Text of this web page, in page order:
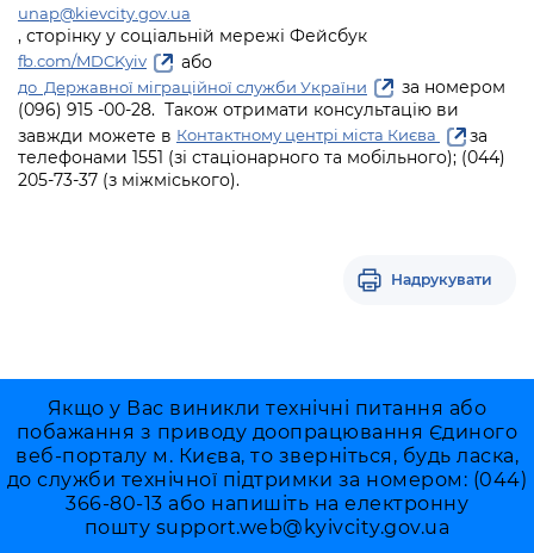
unap@kievcity.gov.ua
, сторінку у соціальній мережі Фейсбук
fb.com/MDCKyiv або
до Державної міграційної служби України
за номером
(096) 915 -00-28. Також отримати консультацію ви
завжди можете в Контактному центрі міста Києва
за
телефонами 1551 (зі стаціонарного та мобільного); (044)
205-73-37 (з міжміського).
Надрукувати
Якщо у Вас виникли технічні питання або
побажання з приводу доопрацювання Єдиного
веб-порталу м. Києва, то зверніться, будь ласка,
до служби технічної підтримки за номером: (044)
366-80-13 або напишіть на електронну
пошту support.web@kyivcity.gov.ua